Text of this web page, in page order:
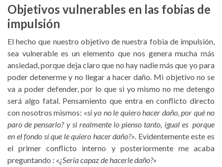
Objetivos vulnerables en las fobias de
impulsión
El hecho que nuestro objetivo de nuestra fobia de impulsión,
sea vulnerable es un elemento que nos genera mucha más
ansiedad, porque deja claro que no hay nadie más que yo para
poder detenerme y no llegar a hacer daño. Mi objetivo no se
va a poder defender, por lo que si yo mismo no me detengo
será algo fatal. Pensamiento que entra en conflicto directo
con nosotros mismos: «si yo no le quiero hacer daño, por qué no
paro de pensarlo? y si realmente lo pienso tanto, igual es porque
en el fondo sí que le quiero hacer daño?». Evidentemente este es
el primer conflicto interno y posteriormente me acaba
preguntando : «¿Sería capaz de hacerle daño?»